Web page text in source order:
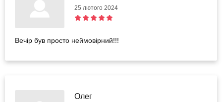
25 лютого 2024
Вечір був просто неймовірний!!!
Олег